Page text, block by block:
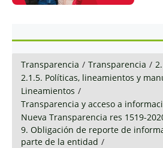
Transparencia / Transparencia /
2.1.5. Políticas, lineamientos y
Lineamientos /
Transparencia y acceso a
Nueva Transparencia res 1519-
9. Obligación de reporte de
parte de la entidad /